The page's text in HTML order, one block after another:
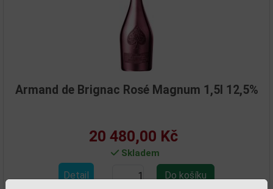
Armand de Brignac Rosé Magnum 1,5l 12,5%
20 480,00 Kč
Skladem
Detail